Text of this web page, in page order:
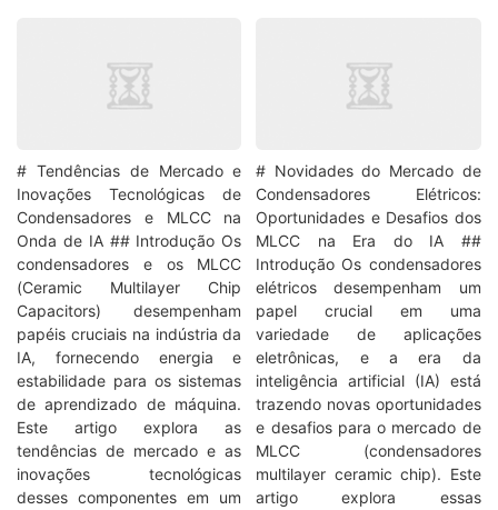
# Tendências de Mercado e
Inovações Tecnológicas de
Condensadores e MLCC na
Onda de IA ## Introdução Os
condensadores e os MLCC
(Ceramic Multilayer Chip
Capacitors) desempenham
papéis cruciais na indústria da
IA, fornecendo energia e
estabilidade para os sistemas
de aprendizado de máquina.
Este artigo explora as
tendências de mercado e as
inovações tecnológicas
desses componentes em um
# Novidades do Mercado de
Condensadores Elétricos:
Oportunidades e Desafios dos
MLCC na Era do IA ##
Introdução Os condensadores
elétricos desempenham um
papel crucial em uma
variedade de aplicações
eletrônicas, e a era da
inteligência artificial (IA) está
trazendo novas oportunidades
e desafios para o mercado de
MLCC (condensadores
multilayer ceramic chip). Este
artigo explora essas